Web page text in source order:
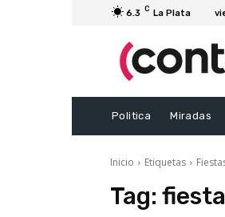
6.3 C La Plata
Politica Miradas
Inicio Etiquetas
Tag: